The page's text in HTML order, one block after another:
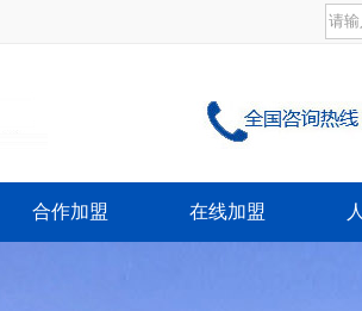
合作加盟 在线加盟